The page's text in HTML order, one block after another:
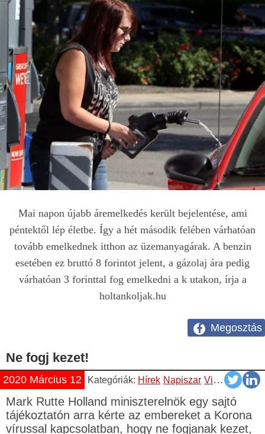
Mai napon újabb áremelkedés került bejelentése, ami
péntektől lép életbe. Így a hét második felében várhatóan
tovább emelkednek itthon az üzemanyagárak. A benzin
esetében ez bruttó 8 forintot jelent, a gázolaj ára pedig
várhatóan 3 forinttal fog emelkedni a k utakon, írja a
holtankoljak.hu
Megosztás
Ne fogj kezet!
2020 Március 12 Kategóriák: Hírek Napiszar Vicces Videók
Mark Rutte Holland miniszterelnök egy sajtó
tájékoztatón arra kérte az embereket a Korona
vírussal kapcsolatban, hogy ne fogjanak kezet,